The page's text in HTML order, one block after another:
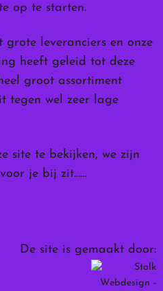
op te starten.
grote leveranciers en onze
heeft geleid tot deze
groot assortiment
tegen wel zeer lage
site te bekijken, we zijn
je bij zit……
De site is gemaakt door: